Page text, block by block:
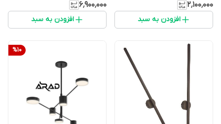
۲٬۱۰۰٬۰۰۰
افزودن به سبد
۶٬۹۰۰٬۰۰۰
افزودن به سبد
%10